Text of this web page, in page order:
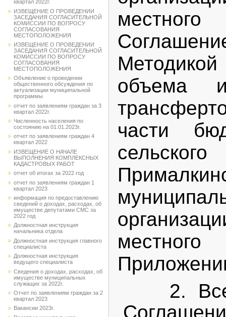
квартал 2022г.
ИЗВЕЩЕНИЕ О ПРОВЕДЕНИИ
ЗАСЕДАНИЯ СОГЛАСИТЕЛЬНОЙ
КОМИССИИ ПО ВОПРОСУ
СОГЛАСОВАНИЯ
МЕСТОПОЛОЖЕНИЯ
ИЗВЕЩЕНИЕ О ПРОВЕДЕНИИ
ЗАСЕДАНИЯ СОГЛАСИТЕЛЬНОЙ
КОМИССИИ ПО ВОПРОСУ
СОГЛАСОВАНИЯ
МЕСТОПОЛОЖЕНИЯ
Объявление о проведении
общественного обсуждения по
актуализации муниципальной
программы
отчет по заявлениям граждан за 3
квартал 2022г.
Численность населения по
состоянию на 01.01.2023г.
отчет по заявлениям граждан 4
квартал 2022
ИЗВЕЩЕНИЕ О НАЧАЛЕ
ВЫПОЛНЕНИЯ КОМПЛЕКСНЫХ
КАДАСТРОВЫХ РАБОТ
отчет об итогах за 2022 год
отчет по заявлениям граждан 1
квартал 2023
информация по предоставлению
сведений о доходах, расходах, об
имуществе депутатами СМС за
2022 год
Должностная инструкция
начальника отдела
Должностная инструкция главного
специалиста
Должностная инструкция
ведущего специалиста
Сведения о доходах, расходах, об
имуществе муниципальных
служащих за 2022г.
Отчет по заявлениям граждан за 2
квартал 2023
Вакансии 2023г.
объема
части
2. Все